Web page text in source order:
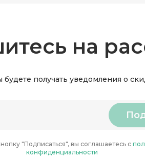
на
получать уведомления о
"Подписаться", вы соглашаетесь с
конфиденциальности